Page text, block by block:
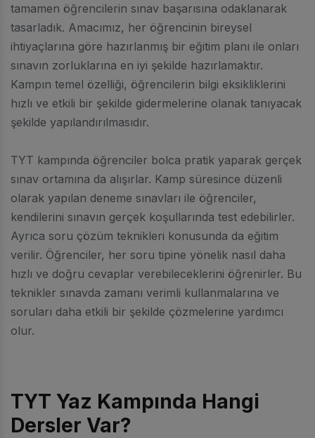
tamamen öğrencilerin sınav başarısına odaklanarak
tasarladık. Amacımız, her öğrencinin bireysel
ihtiyaçlarına göre hazırlanmış bir eğitim planı ile onları
sınavın zorluklarına en iyi şekilde hazırlamaktır.
Kampın temel özelliği, öğrencilerin bilgi eksikliklerini
hızlı ve etkili bir şekilde gidermelerine olanak tanıyacak
şekilde yapılandırılmasıdır.
TYT kampında öğrenciler bolca pratik yaparak gerçek
sınav ortamına da alışırlar. Kamp süresince düzenli
olarak yapılan deneme sınavları ile öğrenciler,
kendilerini sınavın gerçek koşullarında test edebilirler.
Ayrıca soru çözüm teknikleri konusunda da eğitim
verilir. Öğrenciler, her soru tipine yönelik nasıl daha
hızlı ve doğru cevaplar verebileceklerini öğrenirler. Bu
teknikler sınavda zamanı verimli kullanmalarına ve
soruları daha etkili bir şekilde çözmelerine yardımcı
olur.
TYT Yaz Kampında Hangi
Dersler Var?